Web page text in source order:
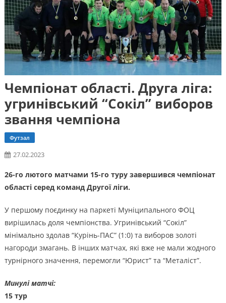
Чемпіонат області. Друга ліга:
угринівський “Сокіл” виборов
звання чемпіона
Футзал
27.02.2023
26-го лютого матчами 15-го туру завершився чемпіонат
області серед команд Другої ліги.
У першому поєдинку на паркеті Муніципального ФОЦ
вирішилась доля чемпіонства. Угринівський “Сокіл”
мінімально здолав “Курінь-ПАС” (1:0) та виборов золоті
нагороди змагань. В інших матчах, які вже не мали жодного
турнірного значення, перемогли “Юрист” та “Металіст”.
Минулі матчі:
15 тур